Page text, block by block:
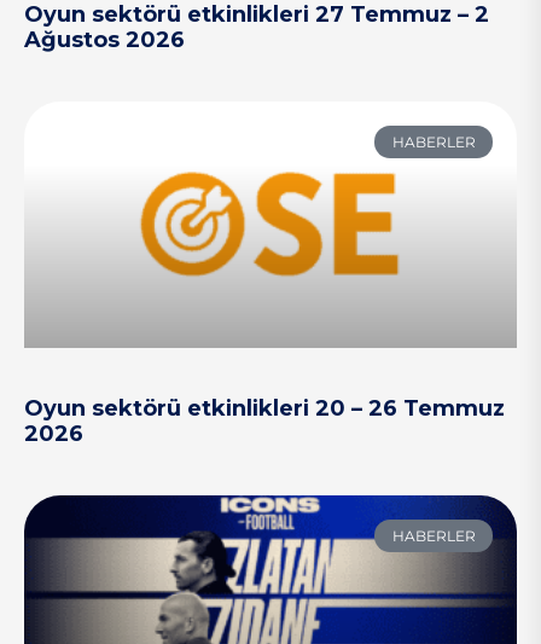
Oyun sektörü etkinlikleri 27 Temmuz – 2
Ağustos 2026
HABERLER
Oyun sektörü etkinlikleri 20 – 26 Temmuz
2026
HABERLER